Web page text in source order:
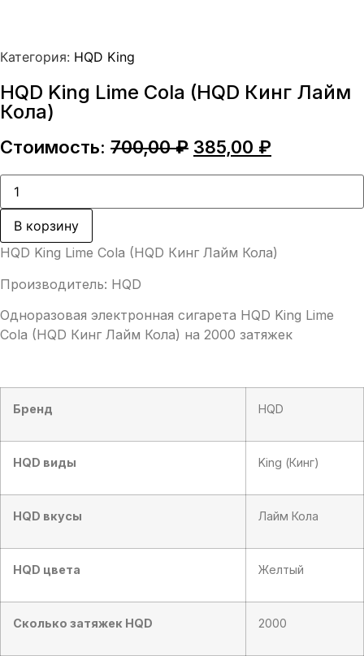
Категория: HQD King
HQD King Lime Cola (HQD Кинг Лайм
Кола)
Стоимость: 700,00₽ Первоначальная
составляла
385,00 ₽
385,00 ₽.
Количество
товара
HQD
King
Lime
Cola
(HQD
Лайм
В корзину
HQD King Lime Cola (HQD Кинг Лайм Кола)
Производитель: HQD
Одноразовая электронная сигарета HQD King Lime
Cola (HQD Кинг Лайм Кола) на 2000 затяжек
Бренд HQD
HQD виды King (Кинг)
HQD вкусы Лайм Кола
HQD цвета Желтый
Сколько затяжек HQD 2000